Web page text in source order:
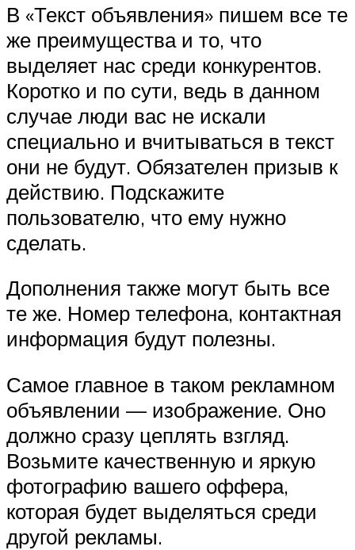
В «Текст объявления» пишем все те
же преимущества и то, что
выделяет нас среди конкурентов.
Коротко и по сути, ведь в данном
случае люди вас не искали
специально и вчитываться в текст
они не будут. Обязателен призыв к
действию. Подскажите
пользователю, что ему нужно
сделать.
Дополнения также могут быть все
те же. Номер телефона, контактная
информация будут полезны.
Самое главное в таком рекламном
объявлении — изображение. Оно
должно сразу цеплять взгляд.
Возьмите качественную и яркую
фотографию вашего оффера,
которая будет выделяться среди
другой рекламы.